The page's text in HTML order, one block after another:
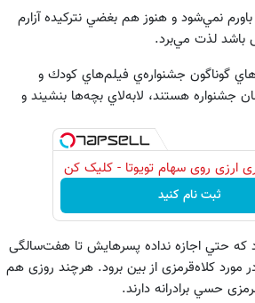
نمي‌شود و هنوز هم بغضي نتركيده آزارم
باشد لذت مي‌برد.
گوناگون جشنواره‌ي فيلم‌هاي كودك و
جشنواره هستند، لابه‌لاي بچه‌ها بنشيند و
ارزی روی سهام تویوتا - کلیک کن
ثبت نام کنید
كه حتي اجازه نداده پسرهايش تا هفت‌سالگی
مورد کلاه‌قرمزی از بین برود. هرچند روزی هم
حسي برادرانه دارند.